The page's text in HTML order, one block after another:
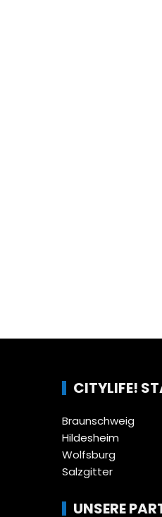
CITYLIFE!
Braunschweig
Hildesheim
Wolfsburg
Salzgitter
UNSERE